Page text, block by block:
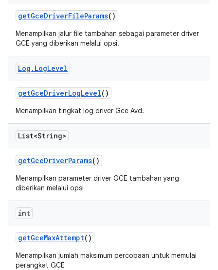
getGceDriverFileParams()
Menampilkan jalur file tambahan sebagai parameter driver
GCE yang diberikan melalui opsi.
Log . LogLevel
getGceDriverLogLevel()
Menampilkan tingkat log driver Gce Avd.
List<String>
getGceDriverParams()
Menampilkan parameter driver GCE tambahan yang
diberikan melalui opsi
int
getGceMaxAttempt()
Menampilkan jumlah maksimum percobaan untuk memulai
perangkat GCE